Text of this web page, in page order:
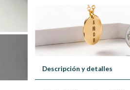
Descripción y detalles